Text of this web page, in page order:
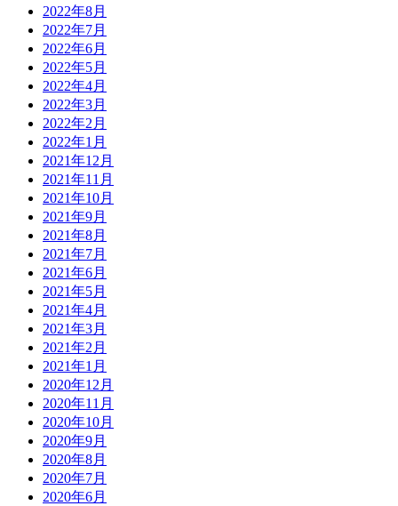
2022年8月
2022年7月
2022年6月
2022年5月
2022年4月
2022年3月
2022年2月
2022年1月
2021年12月
2021年11月
2021年10月
2021年9月
2021年8月
2021年7月
2021年6月
2021年5月
2021年4月
2021年3月
2021年2月
2021年1月
2020年12月
2020年11月
2020年10月
2020年9月
2020年8月
2020年7月
2020年6月